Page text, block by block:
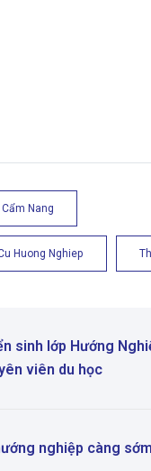
Cẩm Nang
Huong Nghiep
sinh lớp Hướng
viên du học
nghiệp càng